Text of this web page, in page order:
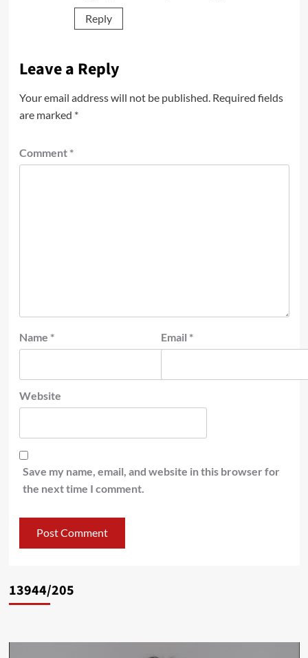
Reply
Leave a Reply
Your email address will not be published. Required fields
are marked *
Comment *
Name * Email *
Website
Save my name, email, and website in this browser for
the next time I comment.
13944/205